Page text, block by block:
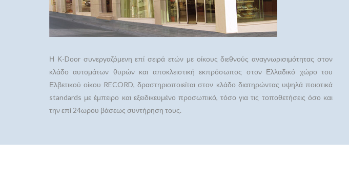
Η Κ-Dοοr συνεργαζόμενη επί σειρά ετών με οίκους διεθνούς αναγνωρισιμότητας στον
κλάδο αυτομάτων θυρών και αποκλειστική εκπρόσωπος στον Ελλαδικό χώρο του
Ελβετικού οίκου RECORD, δραστηριοποιείται στον κλάδο διατηρώντας υψηλά ποιοτικά
standards με έμπειρο και εξειδικευμένο προσωπικό, τόσο για τις τοποθετήσεις όσο και
την επί 24ωρου βάσεως συντήρηση τους.